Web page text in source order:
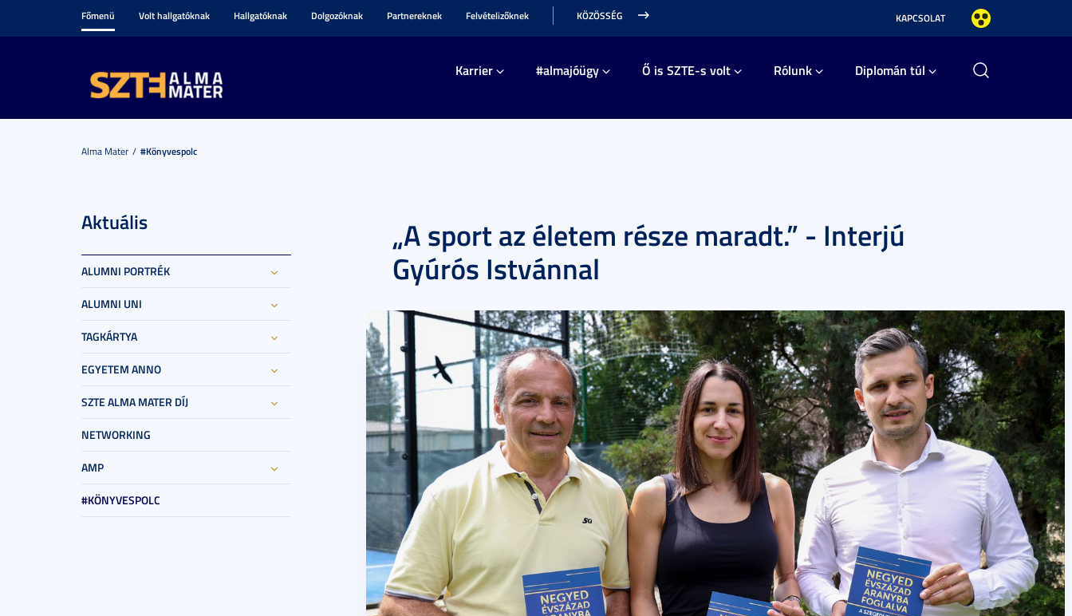
Főmenü Volt hallgatóknak Hallgatóknak Dolgozóknak Partnereknek Felvételizőknek KÖZÖSSÉG KAPCSOLAT
Karrier #almajóügy Ő is SZTE-s volt Rólunk Diplomán túl
Alma Mater #könyvespolc
Aktuális
ALUMNI PORTRÉK
ALUMNI UNI
TAGKÁRTYA
EGYETEM ANNO
SZTE ALMA MATER DÍJ
NETWORKING
AMP
#KÖNYVESPOLC
„A sport az életem része maradt.” - Interjú
Gyúrós Istvánnal